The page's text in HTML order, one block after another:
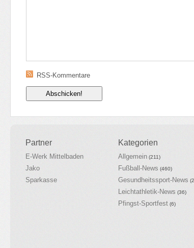
RSS-Kommentare
Partner
E-Werk Mittelbaden
Jako
Sparkasse
Kategorien
Allgemein (211)
Fußball-News (460)
Gesundheitssport-News
Leichtathletik-News (36)
Pfingst-Sportfest (6)